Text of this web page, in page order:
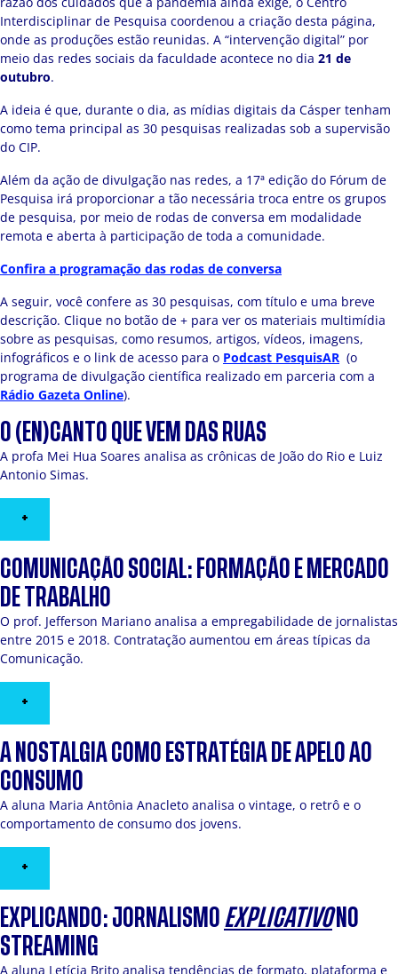
Interdisciplinar de Pesquisa coordenou a criação desta página,
onde as produções estão reunidas. A “intervenção digital” por
meio das redes sociais da faculdade acontece no dia 21 de
outubro.
A ideia é que, durante o dia, as mídias digitais da Cásper tenham
como tema principal as 30 pesquisas realizadas sob a supervisão
do CIP.
Além da ação de divulgação nas redes, a 17ª edição do Fórum de
Pesquisa irá proporcionar a tão necessária troca entre os grupos
de pesquisa, por meio de rodas de conversa em modalidade
remota e aberta à participação de toda a comunidade.
Confira a programação das rodas de conversa
A seguir, você confere as 30 pesquisas, com título e uma breve
descrição. Clique no botão de + para ver os materiais multimídia
sobre as pesquisas, como resumos, artigos, vídeos, imagens,
infográficos e o link de acesso para o Podcast PesquisAR (o
programa de divulgação científica realizado em parceria com a
Rádio Gazeta Online).
O (EN)CANTO QUE VEM DAS RUAS
A profa Mei Hua Soares analisa as crônicas de João do Rio e Luiz
Antonio Simas.
+
COMUNICAÇÃO SOCIAL: FORMAÇÃO E MERCADO
DE TRABALHO
O prof. Jefferson Mariano analisa a empregabilidade de jornalistas
entre 2015 e 2018. Contratação aumentou em áreas típicas da
Comunicação.
+
A NOSTALGIA COMO ESTRATÉGIA DE APELO AO
CONSUMO
A aluna Maria Antônia Anacleto analisa o vintage, o retrô e o
comportamento de consumo dos jovens.
+
EXPLICANDO: JORNALISMO EXPLICATIVONO
STREAMING
A aluna Letícia Brito analisa tendências de formato, plataforma e